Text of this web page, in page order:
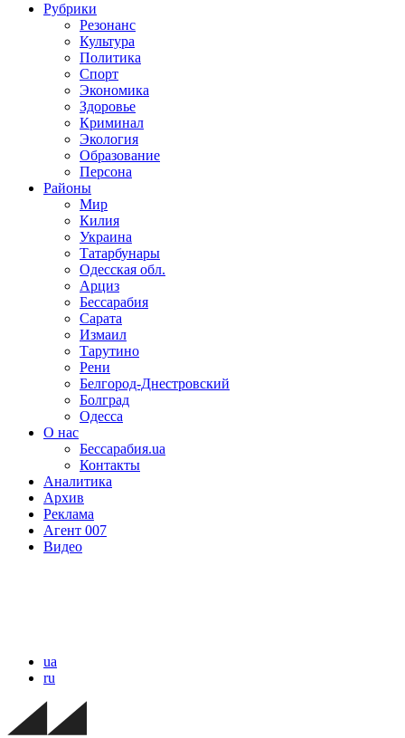
Рубрики
Резонанс
Культура
Политика
Спорт
Экономика
Здоровье
Криминал
Экология
Образование
Персона
Районы
Мир
Килия
Украина
Татарбунары
Одесская обл.
Арциз
Бессарабия
Сарата
Измаил
Тарутино
Рени
Белгород-Днестровский
Болград
Одесса
О нас
Бессарабия.ua
Контакты
Аналитика
Архив
Реклама
Агент 007
Видео
ua
ru